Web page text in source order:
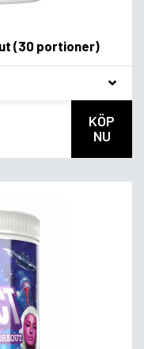
(30 portioner)
KÖP
NU